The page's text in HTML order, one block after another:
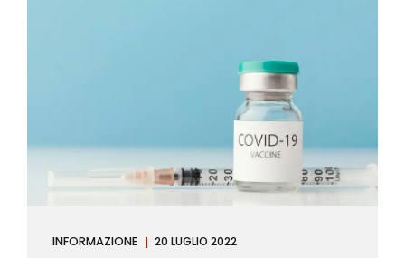
loro investimenti, mentre gli speculatori cercano...
INFORMAZIONE 20 LUGLIO 2022